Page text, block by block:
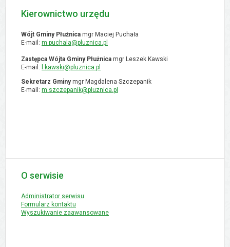
Kierownictwo urzędu
Wójt Gminy Płużnica mgr Maciej Puchała
E-mail: m.puchala@pluznica.pl
Zastępca Wójta Gminy Płużnica mgr Leszek Kawski
E-mail: l.kawski@pluznica.pl
Sekretarz Gminymgr Magdalena Szczepanik
E-mail: m.szczepanik@pluznica.pl
O serwisie
Administrator serwisu
Formularz kontaktu
Wyszukiwanie zaawansowane